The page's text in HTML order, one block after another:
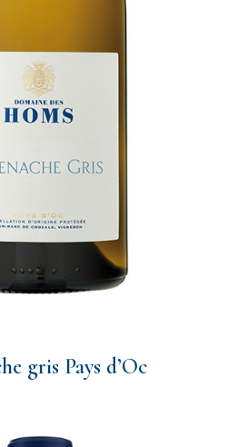
gris Pays d’Oc